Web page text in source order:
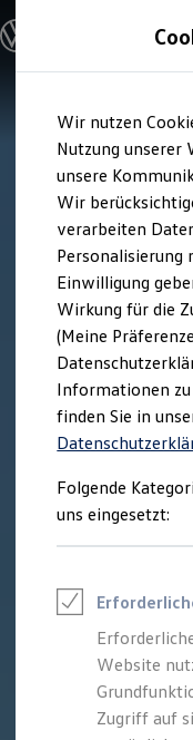
Hauptinhalt
springen
Footer
springen
Modelle &
Modelle
Bulli
Auf- und
Groß- und
Bau &
Kurier,
ONE
Fahrzeuge
Digitaler
Kauf &
Online-
Aktionen &
E-
Für
Wir nutzen
Nutzung unserer
unsere
Wir
verarbeiten
Personalisierung
Einwilligung
Wirkung für die
(Meine
Informationen zu
finden Sie in
Folgende
uns eingesetzt:
Website
Zugriff auf